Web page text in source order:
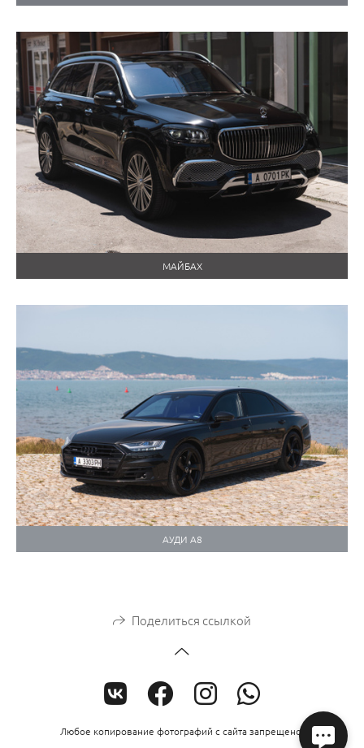
МАЙБАХ
АУДИ А8
Поделиться ссылкой
Любое копирование фотографий с сайта запрещено.